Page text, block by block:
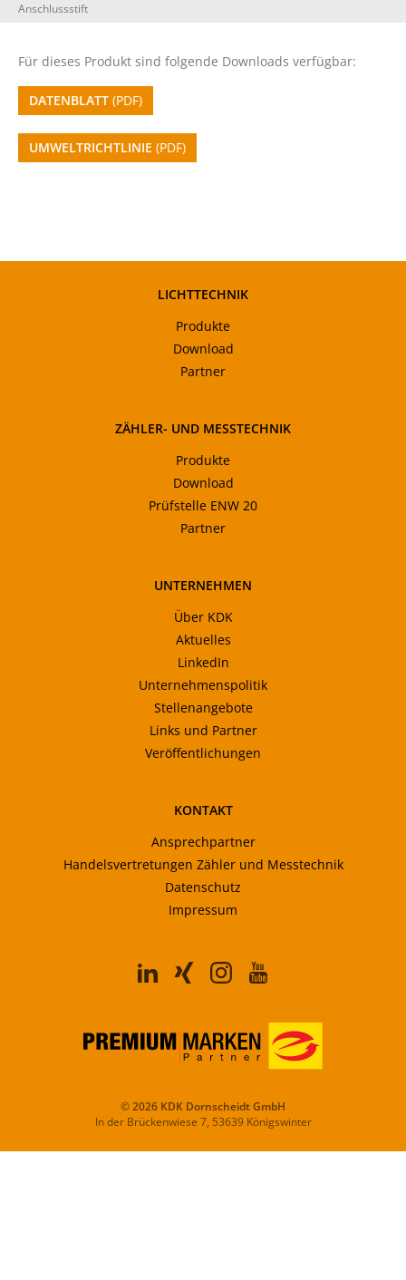
Anschlussstift
Für dieses Produkt sind folgende Downloads verfügbar:
DATENBLATT (PDF)
UMWELTRICHTLINIE (PDF)
LICHTTECHNIK
Produkte
Download
Partner
ZÄHLER- UND MESSTECHNIK
Produkte
Download
Prüfstelle ENW 20
Partner
UNTERNEHMEN
Über KDK
Aktuelles
LinkedIn
Unternehmenspolitik
Stellenangebote
Links und Partner
Veröffentlichungen
KONTAKT
Ansprechpartner
Handelsvertretungen Zähler und Messtechnik
Datenschutz
Impressum
© 2026 KDK Dornscheidt GmbH
In der Brückenwiese 7, 53639 Königswinter